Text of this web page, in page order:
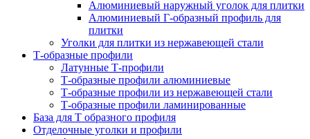
Алюминиевый наружный уголок для плитки
Алюминиевый Г-образный профиль для
плитки
Уголки для плитки из нержавеющей стали
Т-образные профили
Латунные Т-профили
Т-образные профили алюминиевые
Т-образные профили из нержавеющей стали
Т-образные профили ламинированные
База для Т образного профиля
Отделочные уголки и профили